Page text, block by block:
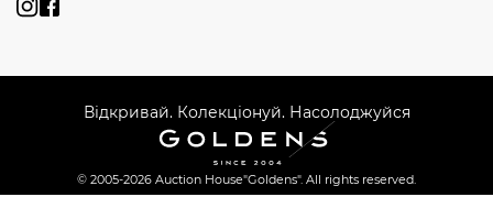
© 2005-2026 Auction House"Goldens". All rights reserved.
Відкривай. Колекціонуй. Насолоджуйся